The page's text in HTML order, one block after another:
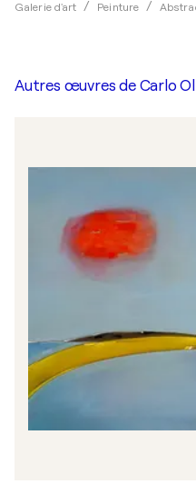
Galerie d'art Peinture
Autres œuvres de Carlo